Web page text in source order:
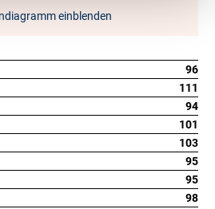
einblenden
96
111
94
101
103
95
95
98